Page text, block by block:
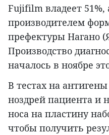
Fujifilm владеет 51%,
производителем
префектуры Нагано
Производство
началось в ноябре
В тестах на
ноздрей пациента и
носа на пластину
чтобы получить